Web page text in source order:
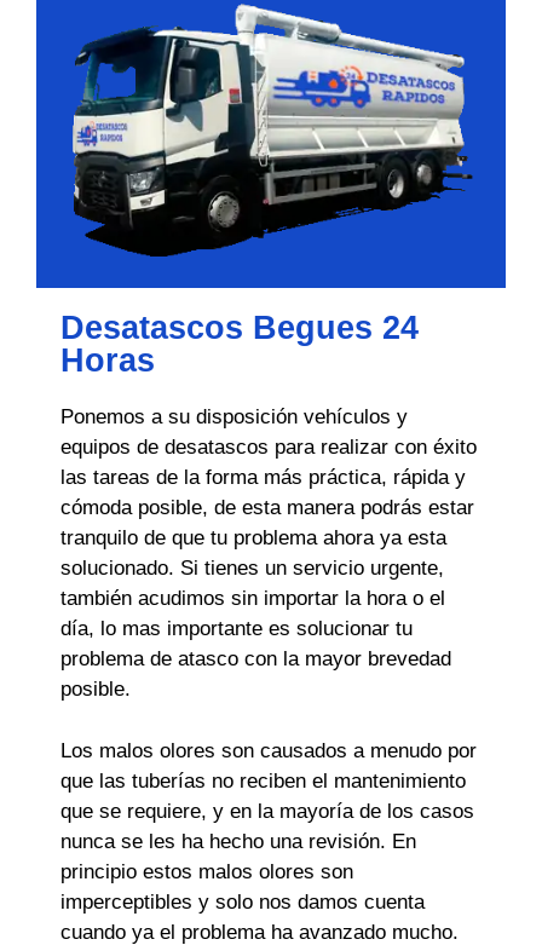
Desatascos Begues 24
Horas
Ponemos a su disposición vehículos y
equipos de desatascos para realizar con éxito
las tareas de la forma más práctica, rápida y
cómoda posible, de esta manera podrás estar
tranquilo de que tu problema ahora ya esta
solucionado. Si tienes un servicio urgente,
también acudimos sin importar la hora o el
día, lo mas importante es solucionar tu
problema de atasco con la mayor brevedad
posible.
Los malos olores son causados a menudo por
que las tuberías no reciben el mantenimiento
que se requiere, y en la mayoría de los casos
nunca se les ha hecho una revisión. En
principio estos malos olores son
imperceptibles y solo nos damos cuenta
cuando ya el problema ha avanzado mucho.